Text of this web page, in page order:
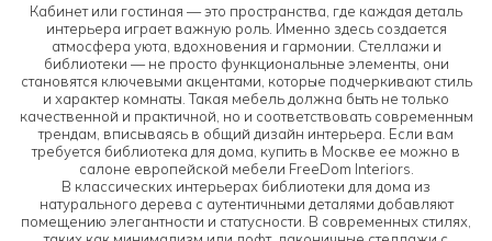
Кабинет или гостиная — это пространства, где каждая деталь
интерьера играет важную роль. Именно здесь создается
атмосфера уюта, вдохновения и гармонии. Стеллажи и
библиотеки — не просто функциональные элементы, они
становятся ключевыми акцентами, которые подчеркивают стиль
и характер комнаты. Такая мебель должна быть не только
качественной и практичной, но и соответствовать современным
трендам, вписываясь в общий дизайн интерьера. Если вам
требуется библиотека для дома, купить в Москве ее можно в
салоне европейской мебели FreeDom Interiors.
В классических интерьерах библиотеки для дома из
натурального дерева с аутентичными деталями добавляют
помещению элегантности и статусности. В современных стилях,